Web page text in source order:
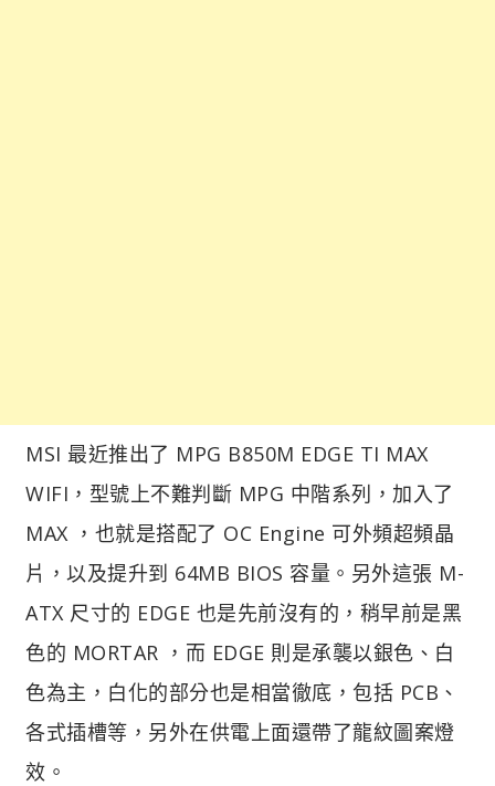
MSI 最近推出了 MPG B850M EDGE TI MAX
WIFI，型號上不難判斷 MPG 中階系列，加入了
MAX ，也就是搭配了 OC Engine 可外頻超頻晶
片，以及提升到 64MB BIOS 容量。另外這張 M-
ATX 尺寸的 EDGE 也是先前沒有的，稍早前是黑
色的 MORTAR ，而 EDGE 則是承襲以銀色、白
色為主，白化的部分也是相當徹底，包括 PCB、
各式插槽等，另外在供電上面還帶了龍紋圖案燈
效。